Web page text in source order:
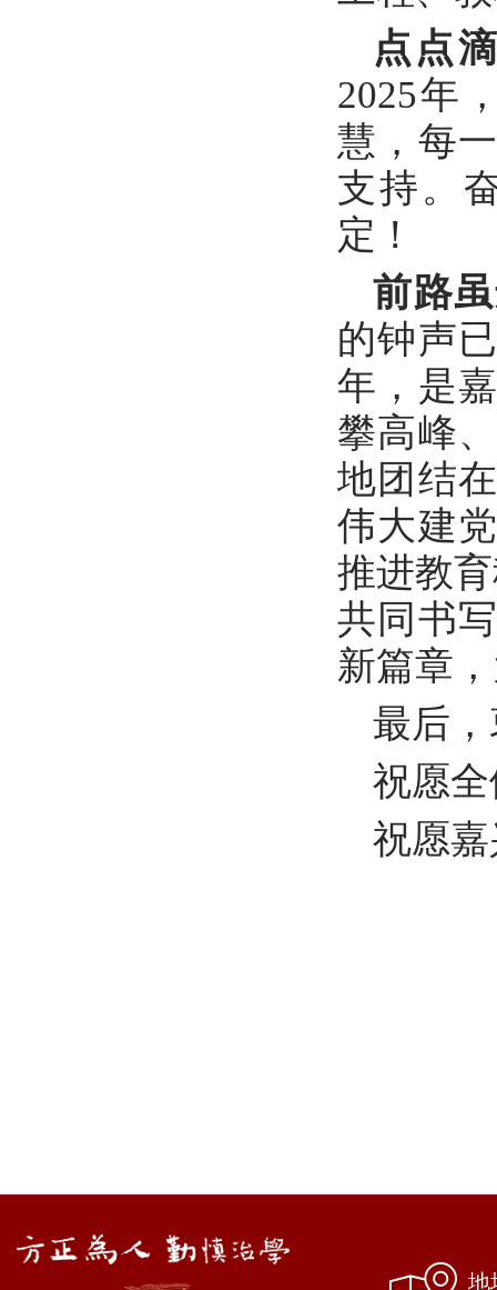
点点
2025年
慧，每
支持。
定！
前路
的钟声
年，是
攀高峰
地团结
伟大建
推进教
共同书
新篇章
最后
祝愿
祝愿
地